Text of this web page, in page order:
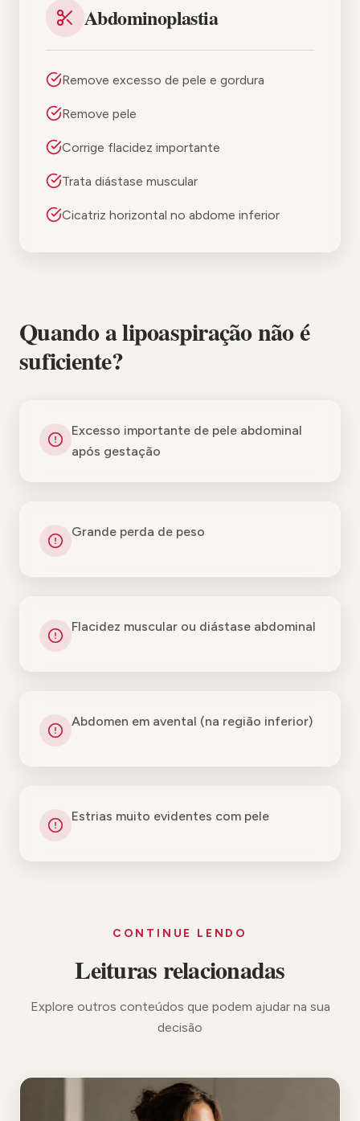
Abdominoplastia
Remove excesso de pele e gordura
Remove pele
Corrige flacidez importante
Trata diástase muscular
Cicatriz horizontal no abdome inferior
Quando a lipoaspiração não é
suficiente?
Excesso importante de pele abdominal
após gestação
Grande perda de peso
Flacidez muscular ou diástase abdominal
Abdomen em avental (na região inferior)
Estrias muito evidentes com pele
CONTINUE LENDO
Leituras relacionadas
Explore outros conteúdos que podem ajudar na sua
decisão